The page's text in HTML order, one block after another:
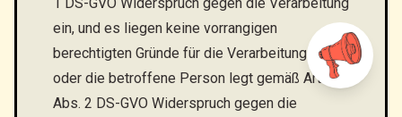
ein, und es liegen keine vorrangigen
berechtigten Gründe für die Verarbeitung vor,
oder die betroffene Person legt gemäß Art. 21
Abs. 2 DS-GVO Widerspruch gegen die